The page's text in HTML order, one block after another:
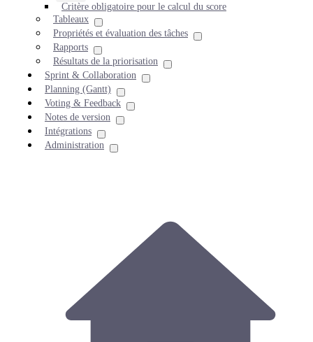
Critère obligatoire pour le calcul du score
Tableaux
Propriétés et évaluation des tâches
Rapports
Résultats de la priorisation
Sprint & Collaboration
Planning (Gantt)
Voting & Feedback
Notes de version
Intégrations
Administration